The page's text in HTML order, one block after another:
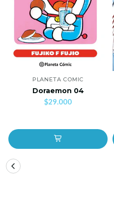
PLANETA COMIC
Doraemon 04
$29.000